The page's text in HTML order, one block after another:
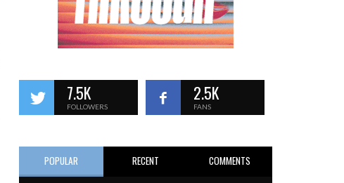
7.5K
FOLLOWERS
2.5K
FANS
POPULAR RECENT COMMENTS